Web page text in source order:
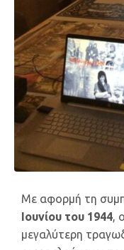
Με αφορμή τη
Ιουνίου του 1944,
μεγαλύτερη